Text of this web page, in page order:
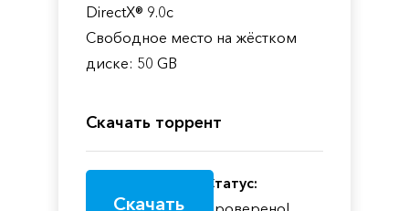
DirectX® 9.0с
Свободное место на жёстком
диске: 50 GB
Скачать торрент
Скачать
Статус: